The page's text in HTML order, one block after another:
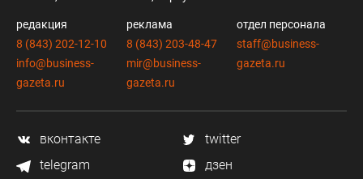
редакция
8 (843) 202-12-10
info@business-
gazeta.ru
реклама
8 (843) 203-48-47
mir@business-
gazeta.ru
отдел персонала
staff@business-
gazeta.ru
вконтакте
twitter
telegram
дзен